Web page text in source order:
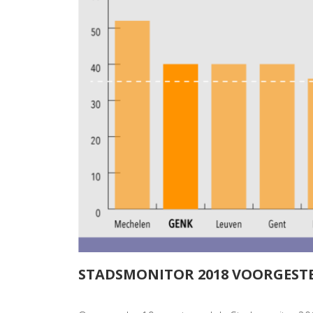
STADSMONITOR 2018